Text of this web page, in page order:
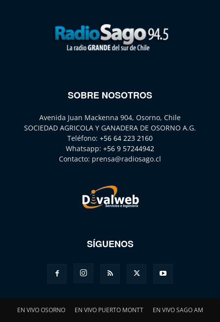
SOBRE NOSOTROS
Avenida Juan Mackenna 904, Osorno, Chile
SOCIEDAD AGRICOLA Y GANADERA DE OSORNO A.G.
Teléfono: +56 64 223 2160
Whatsapp: +56 9 57244942
Contacto: prensa@radiosago.cl
SÍGUENOS
EN VIVO OSORNO EN VIVO PUERTO MONTT EN VIVO SAGO AM